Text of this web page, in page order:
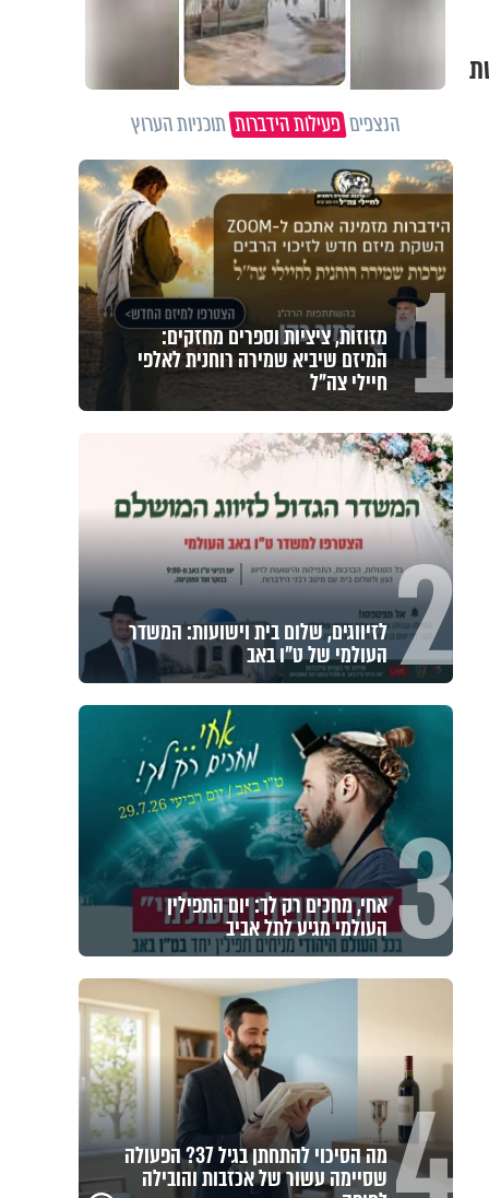
הנצפיםפעילות הידברותתוכניות הערוץ
1 מזוזות, ציציות וספרים מחזקים:
המיזם שיביא שמירה רוחנית לאלפי
חיילי צה"ל
2 לזיווגים, שלום בית וישועות: המשדר
העולמי של ט"ו באב
3 אחי, מחכים רק לך: יום התפילין
העולמי מגיע לתל אביב
מה הסיכוי להתחתן בגיל 37? הפעולה
שסיימה עשור של אכזבות והובילה